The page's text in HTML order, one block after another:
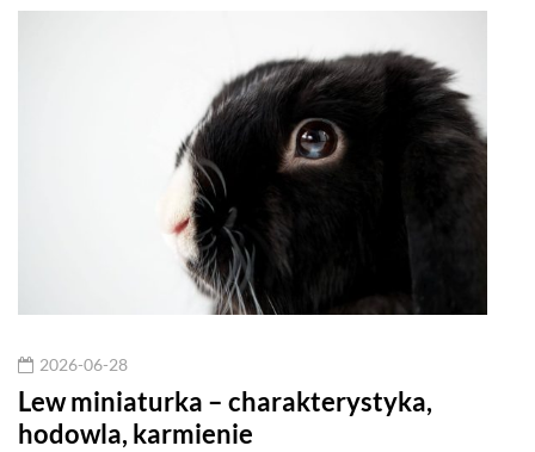
2026-06-28
Lew miniaturka – charakterystyka,
hodowla, karmienie